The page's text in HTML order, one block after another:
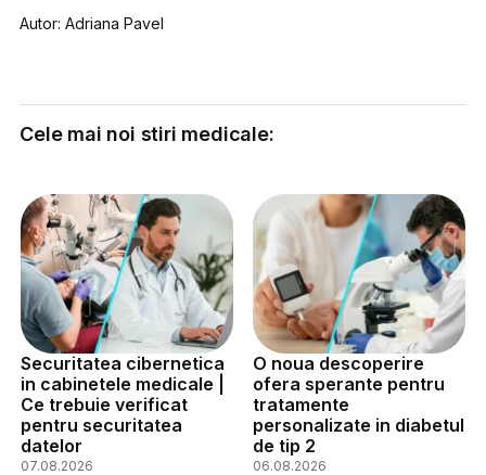
Autor: Adriana Pavel
Cele mai noi stiri medicale:
Securitatea cibernetica
in cabinetele medicale |
Ce trebuie verificat
pentru securitatea
datelor
07.08.2026
O noua descoperire
ofera sperante pentru
tratamente
personalizate in diabetul
de tip 2
06.08.2026